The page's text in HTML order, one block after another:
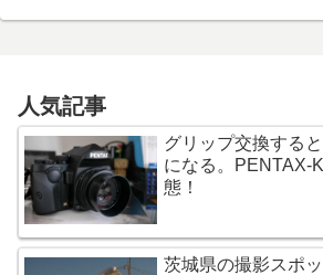
人気記事
グリップ交換する
になる。PENTAX-
態！
茨城県の撮影スポ